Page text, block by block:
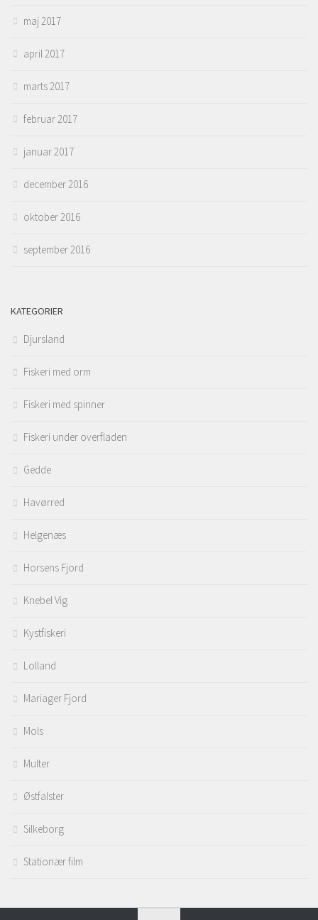
maj 2017
april 2017
marts 2017
februar 2017
januar 2017
december 2016
oktober 2016
september 2016
KATEGORIER
Djursland
Fiskeri med orm
Fiskeri med spinner
Fiskeri under overfladen
Gedde
Havørred
Helgenæs
Horsens Fjord
Knebel Vig
Kystfiskeri
Lolland
Mariager Fjord
Mols
Multer
Østfalster
Silkeborg
Stationær film